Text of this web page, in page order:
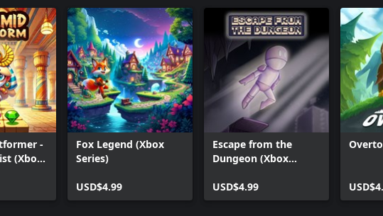
-
(Xbox
Fox Legend (Xbox
Series)
USD$4.99
Escape from the
Dungeon (Xbox
USD$4.99